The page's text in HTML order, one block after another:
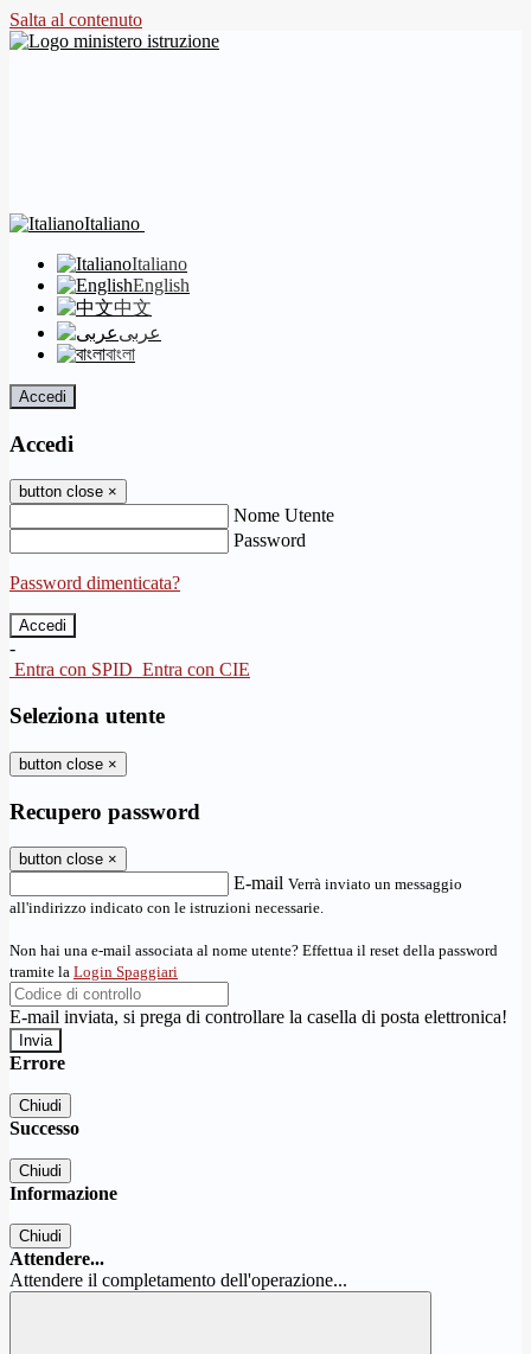
Salta al contenuto
Italiano
Italiano
English
中文
عربى
বাংলা
Accedi
Accedi
button close ×
Nome Utente
Password
Password dimenticata?
-
Entra con SPID Entra con CIE
Seleziona utente
button close ×
Recupero password
button close ×
E-mail Verrà inviato un messaggio
all'indirizzo indicato con le istruzioni necessarie.
Non hai una e-mail associata al nome utente? Effettua il reset della password
tramite la Login Spaggiari
E-mail inviata, si prega di controllare la casella di posta elettronica!
Errore
Chiudi
Successo
Chiudi
Informazione
Chiudi
Attendere...
Attendere il completamento dell'operazione...